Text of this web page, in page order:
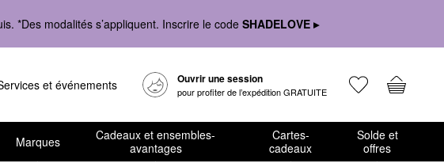
*Des modalités s’appliquent. Inscrire le code SHADELOVE ▸
et événements Ouvrir une session
pour profiter de l’expédition GRATUITE
Marques
Cadeaux et ensembles-
avantages
Cartes-
cadeaux
Solde et
offres